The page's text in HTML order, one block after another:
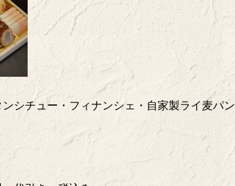
シチュー・フィナンシェ・自家製ライ麦パン